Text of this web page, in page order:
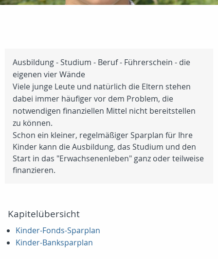
Ausbildung - Studium - Beruf - Führerschein - die
eigenen vier Wände
Viele junge Leute und natürlich die Eltern stehen
dabei immer häufiger vor dem Problem, die
notwendigen finanziellen Mittel nicht bereitstellen
zu können.
Schon ein kleiner, regelmäßiger Sparplan für Ihre
Kinder kann die Ausbildung, das Studium und den
Start in das "Erwachsenenleben" ganz oder teilweise
finanzieren.
Kapitelübersicht
Kinder-Fonds-Sparplan
Kinder-Banksparplan